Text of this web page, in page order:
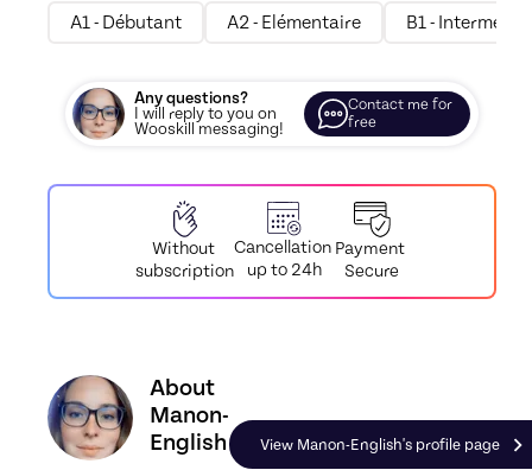
A1 - Débutant A2 - Elémentaire B1 -
Any questions?
I will reply to you on
Wooskill messaging!
Contact me for
free
Without
subscription
Cancellation
up to 24h
Payment
Secure
Discover the profile of Manon-English, Skiller in
About
Manon-
English
View Manon-English's profile page